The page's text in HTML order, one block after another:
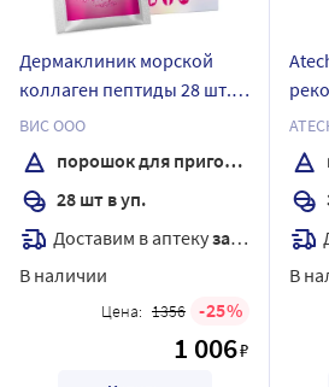
Дермаклиник морской
коллаген пептиды 28 шт.
пакет-саше порошок для
приготовления раствора
для приема внутрь массой
1,6 гр
ВИС ООО
порошок для приготовления раствора
28 шт в уп.
Доставим в аптекузавтра
В наличии
Цена: 1356 25
1 006₽
В